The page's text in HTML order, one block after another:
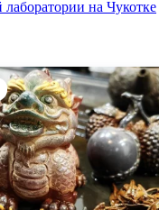
лаборатории на Чукотке